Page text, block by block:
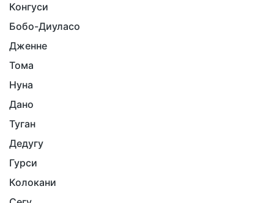
Конгуси
Бобо-Диуласо
Дженне
Тома
Нуна
Дано
Туган
Дедугу
Гурси
Колокани